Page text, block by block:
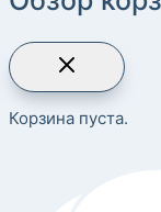
Корзина пуста.